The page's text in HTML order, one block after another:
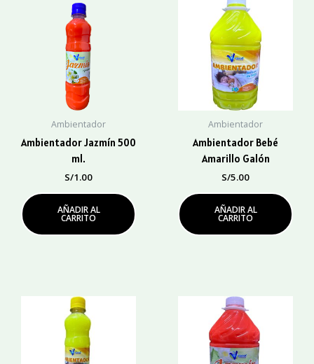
Ambientador
Ambientador Jazmín 500
ml.
S/1.00
AÑADIR AL
CARRITO
Ambientador
Ambientador Bebé
Amarillo Galón
S/5.00
AÑADIR AL
CARRITO